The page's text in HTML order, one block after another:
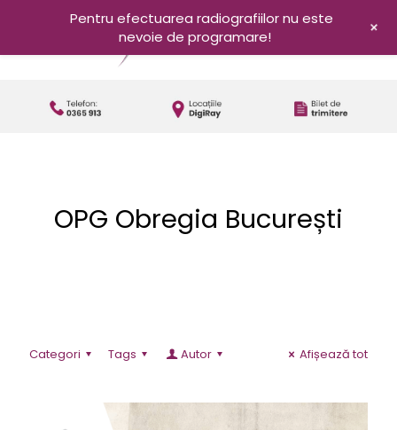
OPG Obregia București
Categori Tags Autor Afișează tot
Pentru efectuarea radiografiilor nu este
nevoie de programare!
+